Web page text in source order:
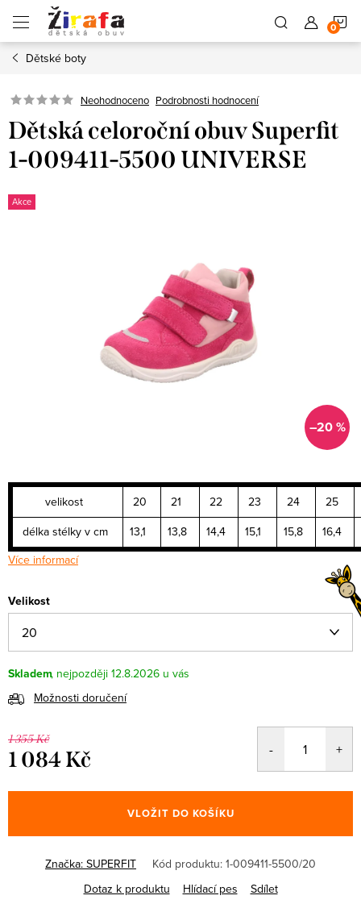
obsah
Dětské boty
Neohodnoceno Podrobnosti hodnocení
Dětská celoroční obuv Superfit
1-009411-5500 UNIVERSE
Akce
–20 %
velikost 20 21 22 23 24 25
délka stélky v cm
13,1 13,8 14,4 15,1 15,8 16,4
Více informací
Velikost
Skladem
12.8.2026
Možnosti doručení
1 355 Kč
1 084 Kč
cena:
VLOŽIT DO KOŠÍKU
Značka: SUPERFIT Kód produktu: 1-009411-5500/20
Dotaz k produktu
Hlídací pes Sdílet